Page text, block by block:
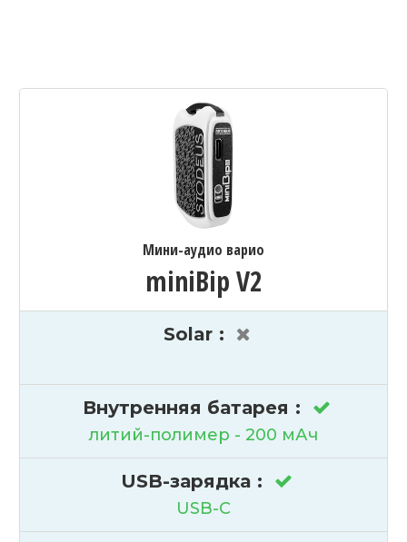
Мини-аудио варио
miniBip V2
Solar :
Внутренняя батарея :
литий-полимер - 200 мАч
USB-зарядка :
USB-C